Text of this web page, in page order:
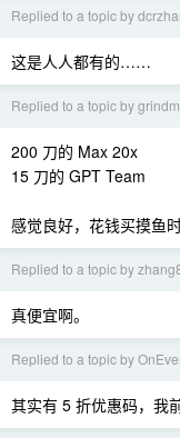
Replied to a topic by
这是人人都有的……
Replied to a topic by
200 刀的 Max 20x
15 刀的 GPT Team
感觉良好，花钱买摸鱼时
Replied to a topic by
真便宜啊。
Replied to a topic by
其实有 5 折优惠码，我